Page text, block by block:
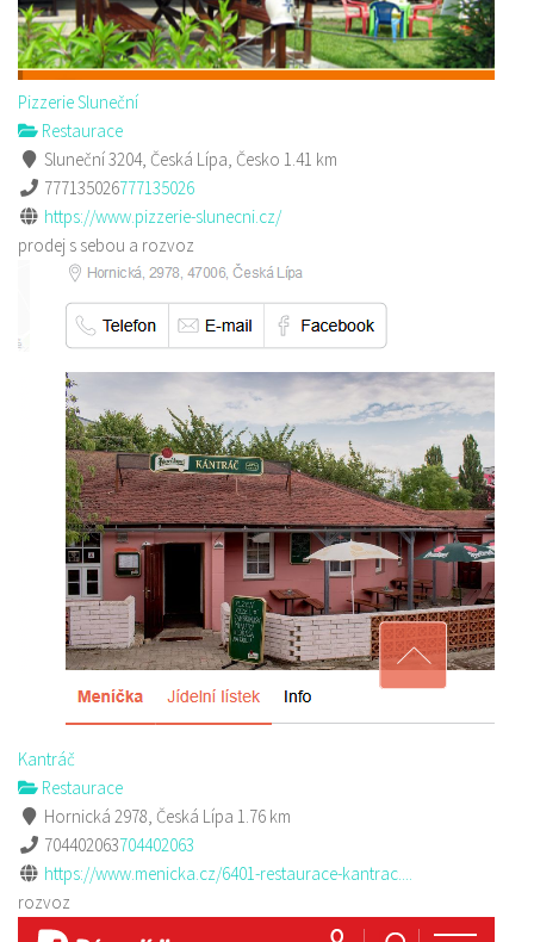
Pizzerie Sluneční
Restaurace
Sluneční 3204, Česká Lípa, Česko 1.41 km
777135026777135026
https://www.pizzerie-slunecni.cz/
prodej s sebou a rozvoz
Kantráč
Restaurace
Hornická 2978, Česká Lípa 1.76 km
704402063704402063
https://www.menicka.cz/6401-restaurace-kantrac....
rozvoz